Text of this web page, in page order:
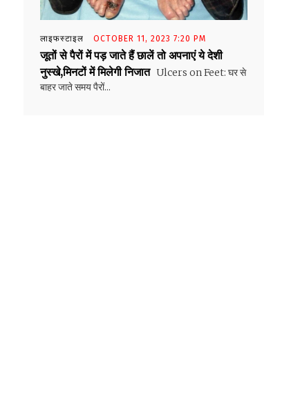
लाइफस्टाइल OCTOBER 11, 2023 7:20 PM
जूतों से पैरों में पड़ जाते हैं छालें तो अपनाएं ये देशी
नुस्खे,मिनटों में मिलेगी निजात Ulcers on Feet: घर से
बाहर जाते समय पैरों...